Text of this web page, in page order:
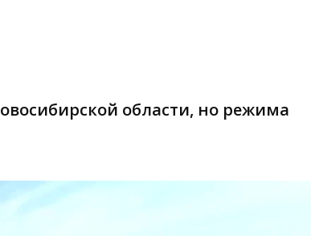
области, но режима